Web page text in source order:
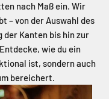
nach Maß ein. Wir
– von der Auswahl des
Kanten bis hin zur
wie du ein
ist, sondern auch
bereichert.